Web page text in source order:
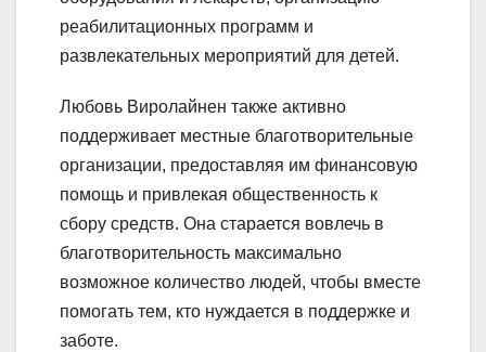
реабилитационных программ и
развлекательных мероприятий для детей.
Любовь Виролайнен также активно
поддерживает местные благотворительные
организации, предоставляя им финансовую
помощь и привлекая общественность к
сбору средств. Она старается вовлечь в
благотворительность максимально
возможное количество людей, чтобы вместе
помогать тем, кто нуждается в поддержке и
заботе.